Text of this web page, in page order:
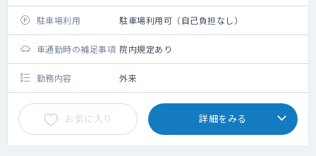
駐車場利用 駐車場利用可（自己負担なし）
車通勤時の補足事項 院内規定あり
勤務内容 外来
お気に入り 詳細をみる